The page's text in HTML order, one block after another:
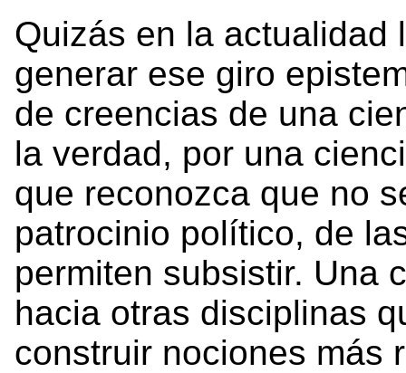
Quizás en la actualidad
generar ese giro
de creencias de una
la verdad, por una
que reconozca que no
patrocinio político, de
permiten subsistir. Una
hacia otras disciplinas
construir nociones más